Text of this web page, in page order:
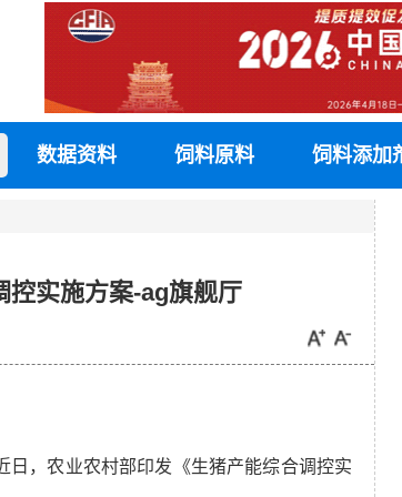
数据资料 饲料原料 饲料添加
控实施方案-ag旗舰厅
，农业农村部印发《生猪产能综合调控实